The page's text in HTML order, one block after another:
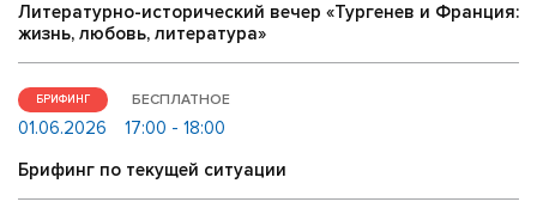
Литературно-исторический вечер «Тургенев и Франция:
жизнь, любовь, литература»
БРИФИНГ БЕСПЛАТНОЕ
01.06.2026
17:00 - 18:00
Брифинг по текущей ситуации